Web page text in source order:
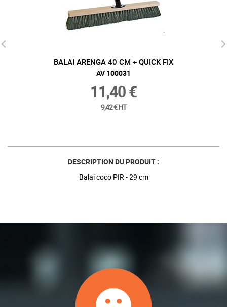
BALAI ARENGA 40 CM + QUICK FIX
AV 100031
11,40 €
9,42 € HT
DESCRIPTION DU PRODUIT :
Balai coco PIR - 29 cm